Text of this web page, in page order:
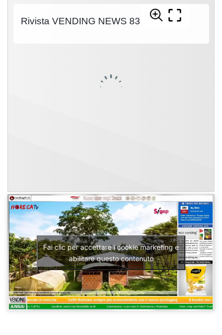
Fai clic per accettare i cookie marketing e
abilitare questo contenuto